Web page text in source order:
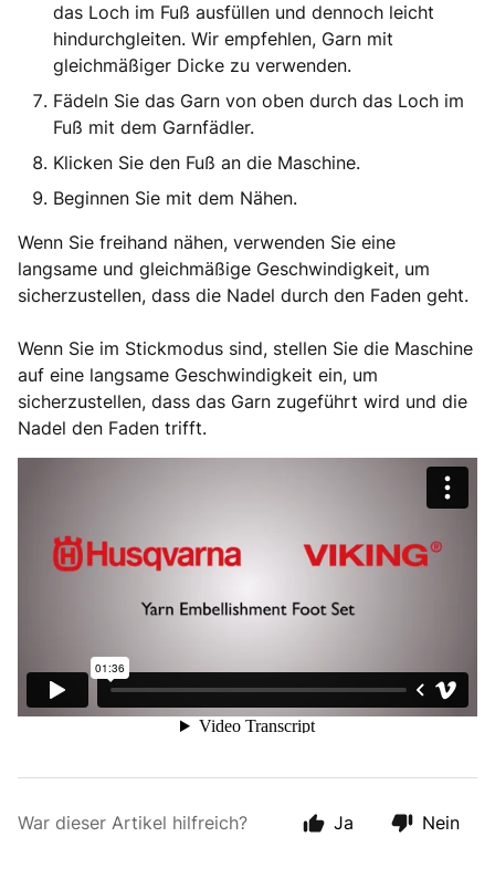
das Loch im Fuß ausfüllen und dennoch leicht
hindurchgleiten. Wir empfehlen, Garn mit
gleichmäßiger Dicke zu verwenden.
Fädeln Sie das Garn von oben durch das Loch im
Fuß mit dem Garnfädler.
Klicken Sie den Fuß an die Maschine.
Beginnen Sie mit dem Nähen.
Wenn Sie freihand nähen, verwenden Sie eine
langsame und gleichmäßige Geschwindigkeit, um
sicherzustellen, dass die Nadel durch den Faden geht.
Wenn Sie im Stickmodus sind, stellen Sie die Maschine
auf eine langsame Geschwindigkeit ein, um
sicherzustellen, dass das Garn zugeführt wird und die
Nadel den Faden trifft.
War dieser Artikel hilfreich? Ja Nein